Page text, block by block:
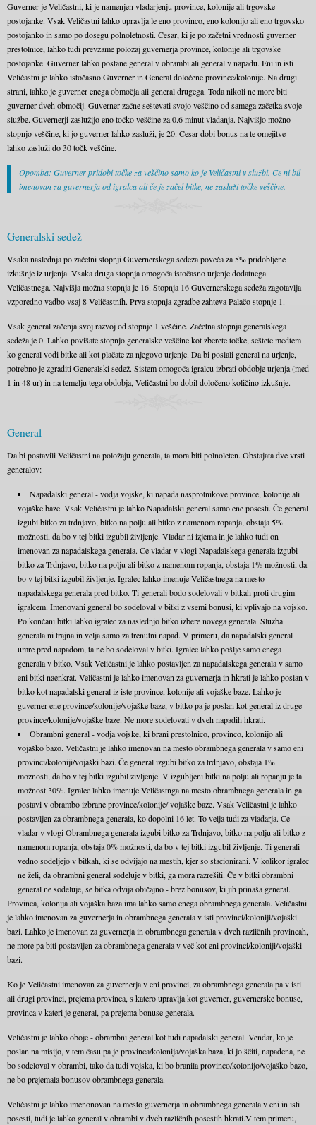
Guverner je Veličastni, ki je namenjen vladarjenju province, kolonije ali trgovske
postojanke. Vsak Veličastni lahko upravlja le eno provinco, eno kolonijo ali eno trgovsko
postojanko in samo po dosegu polnoletnosti. Cesar, ki je po začetni vrednosti guverner
prestolnice, lahko tudi prevzame položaj guvernerja province, kolonije ali trgovske
postojanke. Guverner lahko postane general v obrambi ali general v napadu. Eni in isti
Veličastni je lahko istočasno Guverner in General določene province/kolonije. Na drugi
strani, lahko je guverner enega območja ali general drugega. Toda nikoli ne more biti
guverner dveh območij. Guverner začne seštevati svojo veščino od samega začetka svoje
službe. Guvernerji zaslužijo eno točko veščine za 0.6 minut vladanja. Najvišjo možno
stopnjo veščine, ki jo guverner lahko zasluži, je 20. Cesar dobi bonus na te omejitve -
lahko zasluži do 30 točk veščine.
Opomba: Guverner pridobi točke za veščino samo ko je Veličastni v službi. Če ni bil
imenovan za guvernerja od igralca ali če je začel bitke, ne zasluži točke veščine.
Generalski sedež
Vsaka naslednja po začetni stopnji Guvernerskega sedeža poveča za 5% pridobljene
izkušnje iz urjenja. Vsaka druga stopnja omogoča istočasno urjenje dodatnega
Veličastnega. Najvišja možna stopnja je 16. Stopnja 16 Guvernerskega sedeža zagotavlja
vzporedno vadbo vsaj 8 Veličastnih. Prva stopnja zgradbe zahteva Palačo stopnje 1.
Vsak general začenja svoj razvoj od stopnje 1 veščine. Začetna stopnja generalskega
sedeža je 0. Lahko povišate stopnjo generalske veščine kot zberete točke, seštete medtem
ko general vodi bitke ali kot plačate za njegovo urjenje. Da bi poslali general na urjenje,
potrebno je zgraditi Generalski sedež. Sistem omogoča igralcu izbrati obdobje urjenja (med
1 in 48 ur) in na temelju tega obdobja, Veličastni bo dobil določeno količino izkušnje.
General
Da bi postavili Veličastni na položaju generala, ta mora biti polnoleten. Obstajata dve vrsti
generalov:
Napadalski general - vodja vojske, ki napada nasprotnikove province, kolonije ali
vojaške baze. Vsak Veličastni je lahko Napadalski general samo ene posesti. Če general
izgubi bitko za trdnjavo, bitko na polju ali bitko z namenom ropanja, obstaja 5%
možnosti, da bo v tej bitki izgubil življenje. Vladar ni izjema in je lahko tudi on
imenovan za napadalskega generala. Če vladar v vlogi Napadalskega generala izgubi
bitko za Trdnjavo, bitko na polju ali bitko z namenom ropanja, obstaja 1% možnosti, da
bo v tej bitki izgubil življenje. Igralec lahko imenuje Veličastnega na mesto
napadalskega generala pred bitko. Ti generali bodo sodelovali v bitkah proti drugim
igralcem. Imenovani general bo sodeloval v bitki z vsemi bonusi, ki vplivajo na vojsko.
Po končani bitki lahko igralec za naslednjo bitko izbere novega generala. Služba
generala ni trajna in velja samo za trenutni napad. V primeru, da napadalski general
umre pred napadom, ta ne bo sodeloval v bitki. Igralec lahko pošlje samo enega
generala v bitko. Vsak Veličastni je lahko postavljen za napadalskega generala v samo
eni bitki naenkrat. Veličastni je lahko imenovan za guvernerja in hkrati je lahko poslan v
bitko kot napadalski general iz iste province, kolonije ali vojaške baze. Lahko je
guverner ene province/kolonije/vojaške baze, v bitko pa je poslan kot general iz druge
province/kolonije/vojaške baze. Ne more sodelovati v dveh napadih hkrati.
Obrambni general - vodja vojske, ki brani prestolnico, provinco, kolonijo ali
vojaško bazo. Veličastni je lahko imenovan na mesto obrambnega generala v samo eni
provinci/koloniji/vojaški bazi. Če general izgubi bitko za trdnjavo, obstaja 1%
možnosti, da bo v tej bitki izgubil življenje. V izgubljeni bitki na polju ali ropanju je ta
možnost 30%. Igralec lahko imenuje Veličastnga na mesto obrambnega generala in ga
postavi v obrambo izbrane province/kolonije/ vojaške baze. Vsak Veličastni je lahko
postavljen za obrambnega generala, ko dopolni 16 let. To velja tudi za vladarja. Če
vladar v vlogi Obrambnega generala izgubi bitko za Trdnjavo, bitko na polju ali bitko z
namenom ropanja, obstaja 0% možnosti, da bo v tej bitki izgubil življenje. Ti generali
vedno sodeljejo v bitkah, ki se odvijajo na mestih, kjer so stacionirani. V kolikor igralec
ne želi, da obrambni general sodeluje v bitki, ga mora razrešiti. Če v bitki obrambni
general ne sodeluje, se bitka odvija običajno - brez bonusov, ki jih prinaša general.
Provinca, kolonija ali vojaška baza ima lahko samo enega obrambnega generala. Veličastni
je lahko imenovan za guvernerja in obrambnega generala v isti provinci/koloniji/vojaški
bazi. Lahko je imenovan za guvernerja in obrambnega generala v dveh različnih provincah,
ne more pa biti postavljen za obrambnega generala v več kot eni provinci/koloniji/vojaški
bazi.
Ko je Veličastni imenovan za guvernerja v eni provinci, za obrambnega generala pa v isti
ali drugi provinci, prejema provinca, s katero upravlja kot guverner, guvernerske bonuse,
provinca v kateri je general, pa prejema bonuse generala.
Veličastni je lahko oboje - obrambni general kot tudi napadalski general. Vendar, ko je
poslan na misijo, v tem času pa je provinca/kolonija/vojaška baza, ki jo ščiti, napadena, ne
bo sodeloval v obrambi, tako da tudi vojska, ki bo branila provinco/kolonijo/vojaško bazo,
ne bo prejemala bonusov obrambnega generala.
Veličastni je lahko imenonovan na mesto guvernerja in obrambnega generala v eni in isti
posesti, tudi je lahko general v obrambi v dveh različnih posestih hkrati.V tem primeru,